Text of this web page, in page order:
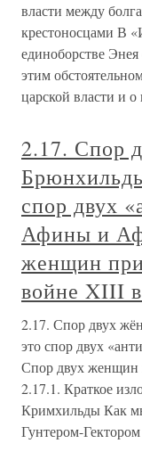
власти между
крестоносцами В
единоборстве
этим
царской власти и о
2.17. Спор
спор двух
Афины и
женщин
войне XIII
2.17. Спор двух
это спор двух
Спор двух женщин
2.17.1. Краткое
Кримхильды Как
Гунтером-